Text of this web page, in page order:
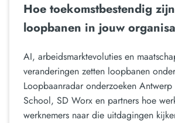
Hoe toekomstbestendig
loopbanen in jouw
AI, arbeidsmarktevoluties en
veranderingen zetten loopbanen
Loopbaanradar onderzoeken
School, SD Worx en partners hoe
werknemers naar die uitdagingen